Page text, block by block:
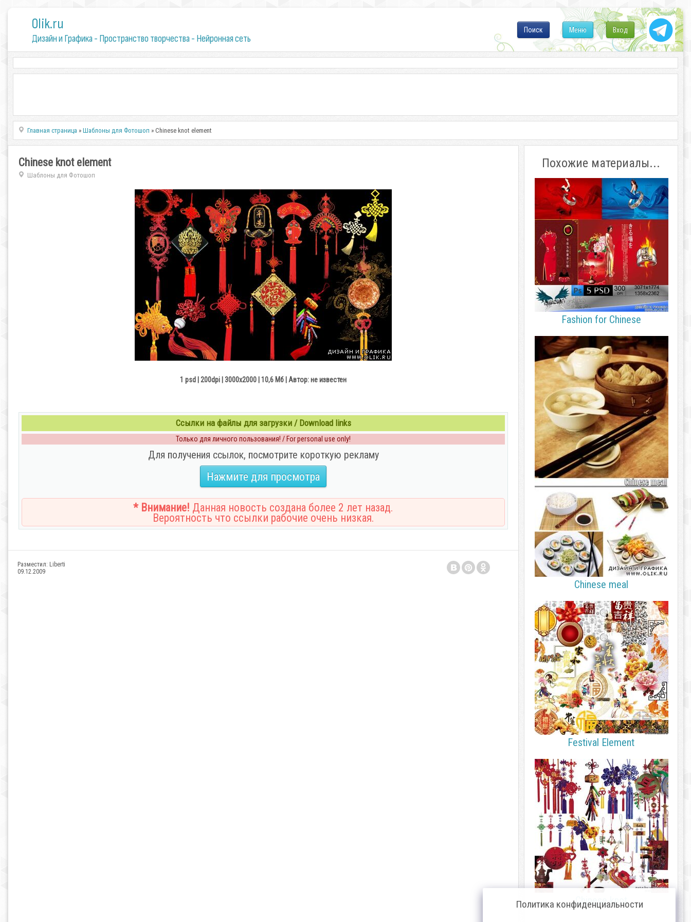
0lik.ru
Дизайн и Графика - Пространство творчества - Нейронная сеть
Вход
Меню
Поиск
Главная страница »Шаблоны для Фотошоп » Chinese knot element
Chinese knot element
Шаблоны для Фотошоп
1 psd | 200dpi | 3000x2000 | 10,6 Мб | Автор: не известен
Ссылки на файлы для загрузки / Download links
Только для личного пользования! / For personal use only!
Для получения ссылок, посмотрите короткую рекламу
Нажмите для просмотра
* Внимание! Данная новость создана более 2 лет назад.
Вероятность что ссылки рабочие очень низкая.
Разместил: Liberti
09.12.2009
Похожие материалы...
Fashion for Chinese
Chinese meal
Festival Element
Chinese knot
Политика конфиденциальности